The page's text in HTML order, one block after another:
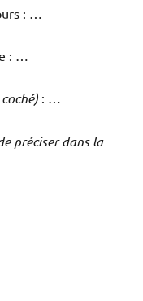
: …
: …
: …
préciser dans la